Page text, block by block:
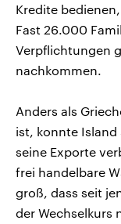
Kredite
Fast 26.000
Verpflichtungen
nachkommen.
Anders als
ist, konnte
seine Exporte
frei handelbare
groß, dass seit
der Wechselkurs